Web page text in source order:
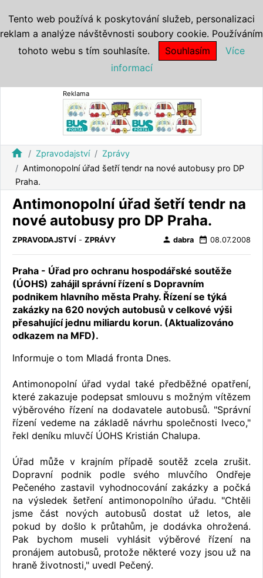
Reklama
home Zpravodajství
Zprávy
Antimonopolní úřad šetří tendr na nové autobusy pro DP
Praha.
Antimonopolní úřad šetří tendr na
nové autobusy pro DP Praha.
ZPRAVODAJSTVÍ - ZPRÁVY person dabra date_range 08.07.2008
Praha - Úřad pro ochranu hospodářské soutěže
(ÚOHS) zahájil správní řízení s Dopravním
podnikem hlavního města Prahy. Řízení se týká
zakázky na 620 nových autobusů v celkové výši
přesahující jednu miliardu korun. (Aktualizováno
odkazem na MFD).
Informuje o tom Mladá fronta Dnes.
Antimonopolní úřad vydal také předběžné opatření,
které zakazuje podepsat smlouvu s možným vítězem
výběrového řízení na dodavatele autobusů. "Správní
řízení vedeme na základě návrhu společnosti Iveco,"
řekl deníku mluvčí ÚOHS Kristián Chalupa.
Úřad může v krajním případě soutěž zcela zrušit.
Dopravní podnik podle svého mluvčího Ondřeje
Pečeného zastavil vyhodnocování zakázky a počká
na výsledek šetření antimonopolního úřadu. "Chtěli
jsme část nových autobusů dostat už letos, ale
pokud by došlo k průtahům, je dodávka ohrožená.
Pak bychom museli vyhlásit výběrové řízení na
pronájem autobusů, protože některé vozy jsou už na
hraně životnosti," uvedl Pečený.
Tento web používá k poskytování služeb, personalizaci
reklam a analýze návštěvnosti soubory cookie. Používáním
tohoto webu s tím souhlasíte.
Souhlasím
Více
informací